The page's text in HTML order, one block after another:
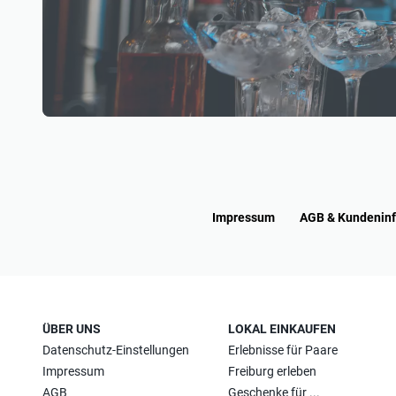
Impressum AGB &
ÜBER UNS
Datenschutz-Einstellungen
Impressum
AGB
LOKAL EINKAUFEN
Erlebnisse für Paare
Freiburg erleben
Geschenke für ...